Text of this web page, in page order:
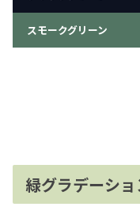
スモークグリーン
緑グラデーシ